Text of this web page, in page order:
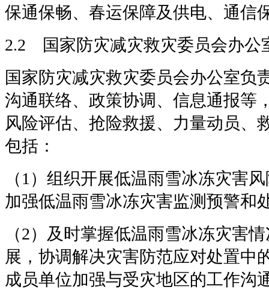
保通保畅、春运保障及供电、通信
2.2 国家防灾减灾救灾委员会办公
国家防灾减灾救灾委员会办公室负
沟通联络、政策协调、信息通报等
风险评估、抢险救援、力量动员、
包括：
（1）组织开展低温雨雪冰冻灾害
加强低温雨雪冰冻灾害监测预警和
（2）及时掌握低温雨雪冰冻灾害
展，协调解决灾害防范应对处置中
成员单位加强与受灾地区的工作沟